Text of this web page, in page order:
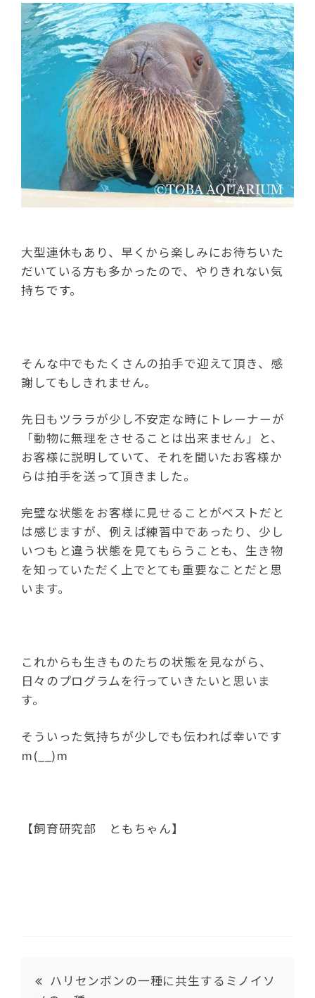
大型連休もあり、早くから楽しみにお待ちいた
だいている方も多かったので、やりきれない気
持ちです。
そんな中でもたくさんの拍手で迎えて頂き、感
謝してもしきれません。
先日もツララが少し不安定な時にトレーナーが
「動物に無理をさせることは出来ません」と、
お客様に説明していて、それを聞いたお客様か
らは拍手を送って頂きました。
完璧な状態をお客様に見せることがベストだと
は感じますが、例えば練習中であったり、少し
いつもと違う状態を見てもらうことも、生き物
を知っていただく上でとても重要なことだと思
います。
これからも生きものたちの状態を見ながら、
日々のプログラムを行っていきたいと思いま
す。
そういった気持ちが少しでも伝われば幸いです
m(__)m
【飼育研究部 ともちゃん】
ハリセンボンの一種に共生するミノイソ